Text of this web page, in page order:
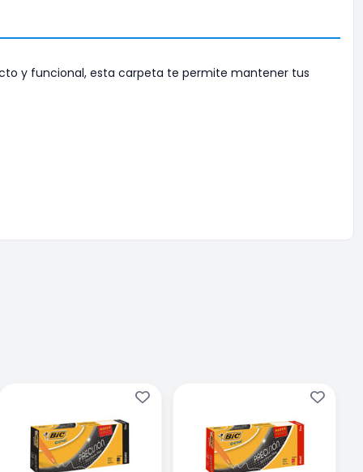
y funcional, esta carpeta te permite mantener tus